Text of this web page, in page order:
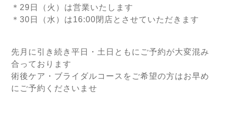
＊29日（火）は営業いたします
＊30日（水）は16:00閉店とさせていただきます
先月に引き続き平日・土日ともにご予約が大変混み
合っております
術後ケア・ブライダルコースをご希望の方はお早め
にご予約くださいませ